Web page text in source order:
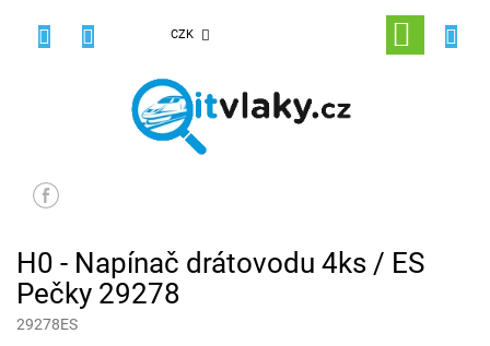
CZK
NÁKUPNÍ
KOŠÍK
H0 - Napínač drátovodu 4ks / ES
Pečky 29278
29278ES